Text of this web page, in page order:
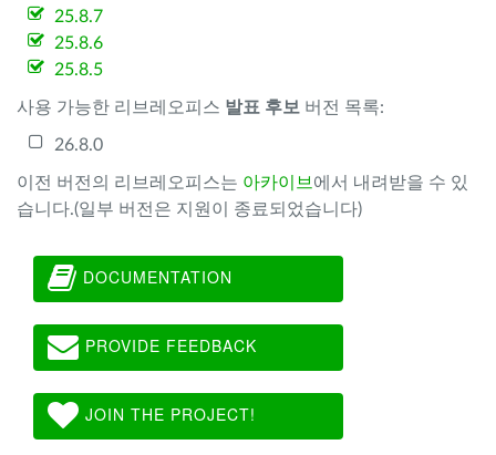
25.8.7
25.8.6
25.8.5
사용 가능한 리브레오피스 발표 후보 버전 목록:
26.8.0
이전 버전의 리브레오피스는 아카이브 에서 내려받을 수 있
습니다.(일부 버전은 지원이 종료되었습니다)
DOCUMENTATION
PROVIDE FEEDBACK
JOIN THE PROJECT!